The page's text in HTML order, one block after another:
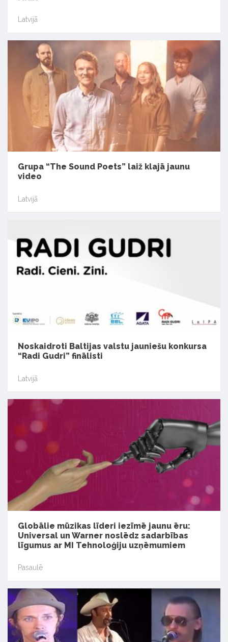
Latvijā
Grupa “The Sound Poets” laiž klajā jaunu
video
Latvijā
Noskaidroti Baltijas valstu jauniešu konkursa
“Radi Gudri” finālisti
Latvijā
Globālie mūzikas līderi iezīmē jaunu ēru:
Universal un Warner noslēdz sadarbības
līgumus ar MI Tehnoloģiju uzņēmumiem
Pasaulē